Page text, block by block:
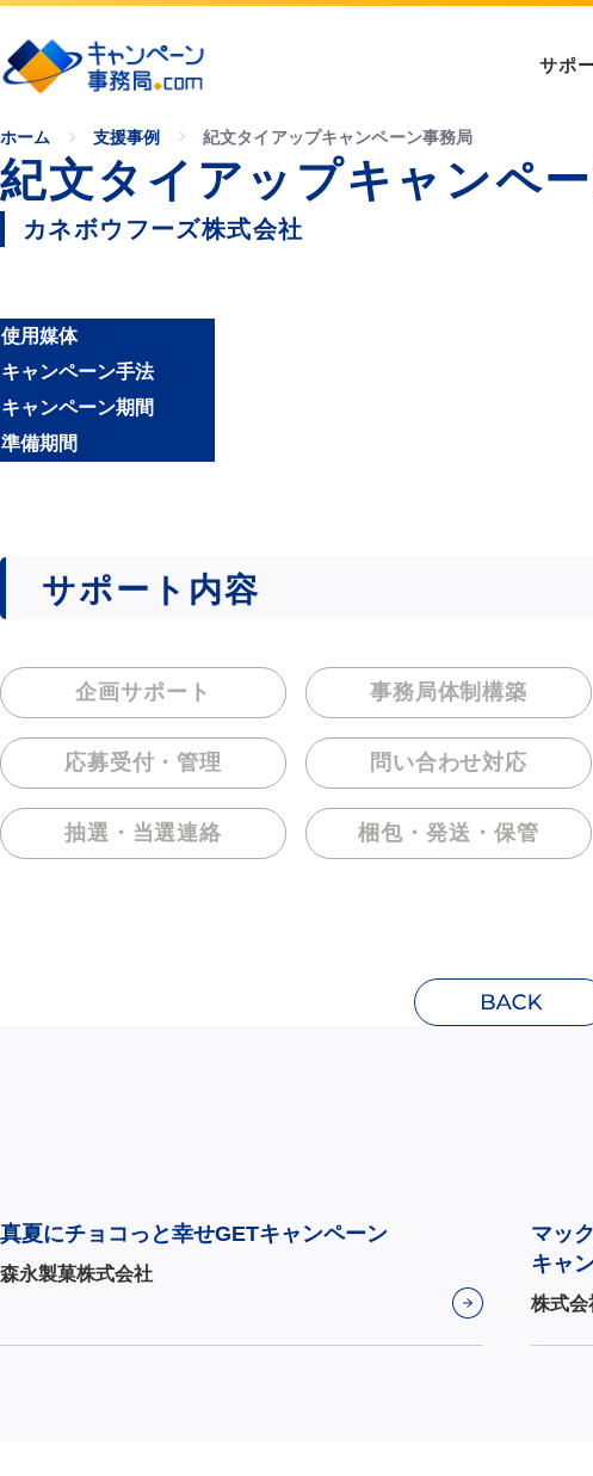
サポ
ホーム 支援事例 紀文タイアップキャンペーン事務局
紀文タイアップキャンペ
カネボウフーズ株式会社
使用媒体
キャンペーン手法
キャンペーン期間
準備期間
サポート内容
企画サポート 事務局体制構築
応募受付・管理 問い合わせ対応
抽選・当選連絡 梱包・発送・保管
真夏にチョコっと幸せGETキャンペーン
森永製菓株式会社
マッ
キャ
株式